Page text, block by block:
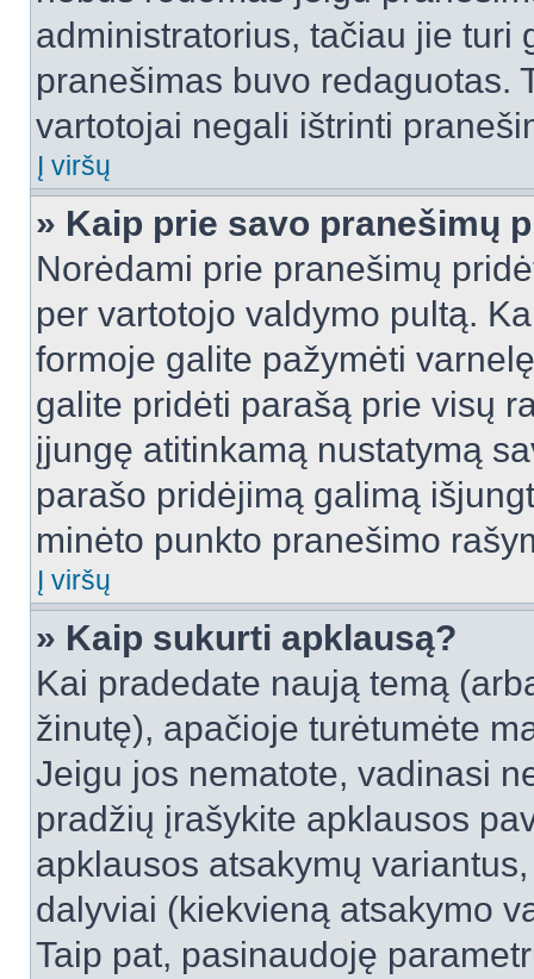
administratorius, tačiau jie turi
pranešimas buvo redaguotas.
vartotojai negali ištrinti
Į viršų
» Kaip prie savo pranešimų
Norėdami prie pranešimų
per vartotojo valdymo pultą.
formoje galite pažymėti
galite pridėti parašą prie visų
įjungę atitinkamą nustatymą
parašo pridėjimą galimą
minėto punkto pranešimo
Į viršų
» Kaip sukurti apklausą?
Kai pradedate naują temą
žinutę), apačioje turėtumėte
Jeigu jos nematote, vadinasi
pradžių įrašykite apklausos
apklausos atsakymų
dalyviai (kiekvieną atsakymo
Taip pat, pasinaudoję